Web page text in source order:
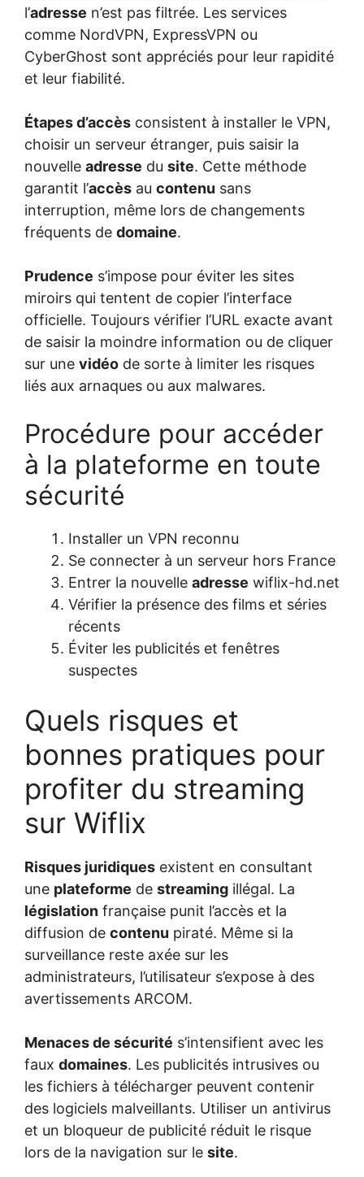
l’adresse n’est pas filtrée. Les services
comme NordVPN, ExpressVPN ou
CyberGhost sont appréciés pour leur rapidité
et leur fiabilité.
Étapes d’accès consistent à installer le VPN,
choisir un serveur étranger, puis saisir la
nouvelle adresse du site. Cette méthode
garantit l’accès au contenu sans
interruption, même lors de changements
fréquents de domaine.
Prudence s’impose pour éviter les sites
miroirs qui tentent de copier l’interface
officielle. Toujours vérifier l’URL exacte avant
de saisir la moindre information ou de cliquer
sur une vidéo de sorte à limiter les risques
liés aux arnaques ou aux malwares.
Procédure pour accéder
à la plateforme en toute
sécurité
Installer un VPN reconnu
Se connecter à un serveur hors France
Entrer la nouvelle adresse wiflix-hd.net
Vérifier la présence des films et séries
récents
Éviter les publicités et fenêtres
suspectes
Quels risques et
bonnes pratiques pour
profiter du streaming
sur Wiflix
Risques juridiques existent en consultant
une plateforme de streaming illégal. La
législation française punit l’accès et la
diffusion de contenu piraté. Même si la
surveillance reste axée sur les
administrateurs, l’utilisateur s’expose à des
avertissements ARCOM.
Menaces de sécurité s’intensifient avec les
faux domaines. Les publicités intrusives ou
les fichiers à télécharger peuvent contenir
des logiciels malveillants. Utiliser un antivirus
et un bloqueur de publicité réduit le risque
lors de la navigation sur le site.